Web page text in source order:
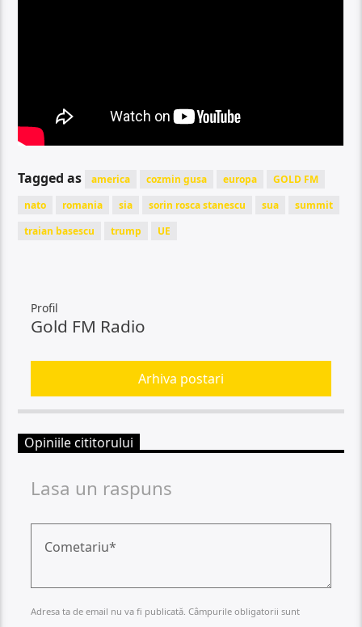
Tagged as america cozmin gusa europa
GOLD FM
nato
romania sia sorin rosca stanescu sua
summit
traian basescu
trump UE
Profil
Gold FM Radio
Arhiva postari
Opiniile cititorului
Lasa un raspuns
Adresa ta de email nu va fi publicată. Câmpurile obligatorii sunt